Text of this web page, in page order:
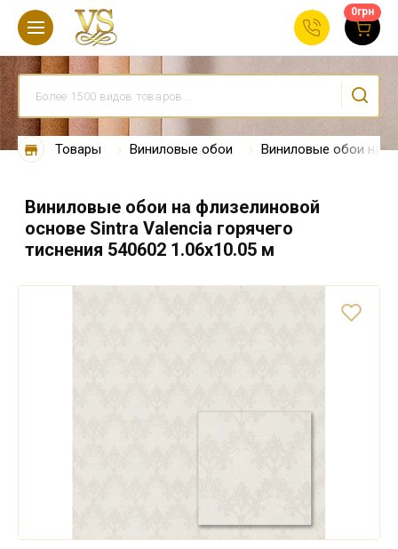
0грн
Товары Виниловые обои Виниловые обои на
Виниловые обои на флизелиновой
основе Sintra Valencia горячего
тиснения 540602 1.06х10.05 м